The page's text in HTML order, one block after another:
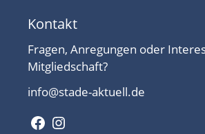
Kontakt
Fragen, Anregungen oder
Mitgliedschaft?
info@stade-aktuell.de
Facebook
Instagram